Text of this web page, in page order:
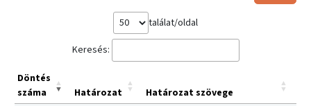
találat/oldal
Keresés:
Döntés
száma
Határozat
Határozat szövege